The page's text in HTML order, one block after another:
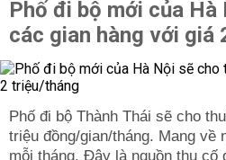
Phố đi bộ mới của
các gian hàng với giá
Phố đi bộ Thành Thái sẽ cho
triệu đồng/gian/tháng. Mang về
mỗi tháng. Đây là nguồn thu cố